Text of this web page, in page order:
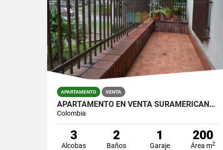
APARTAMENTO VENTA
APARTAMENTO EN VENTA SURAMERICANA ESTADIO
Colombia
3
Alcobas
2
Baños
1
Garaje
200
Área m2